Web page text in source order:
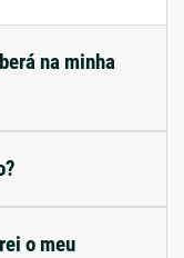
na minha
o meu